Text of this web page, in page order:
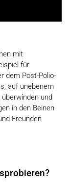
mit
für
dem Post-Polio-
auf unebenem
und
in den Beinen
Freunden